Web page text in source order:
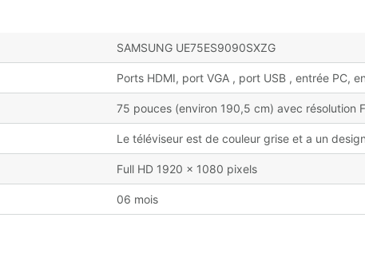
SAMSUNG UE75ES9090SXZG
Ports HDMI, port VGA , port USB , entrée PC,
75 pouces (environ 190,5 cm) avec résolution
Le téléviseur est de couleur grise et a un
Full HD 1920 x 1080 pixels
06 mois